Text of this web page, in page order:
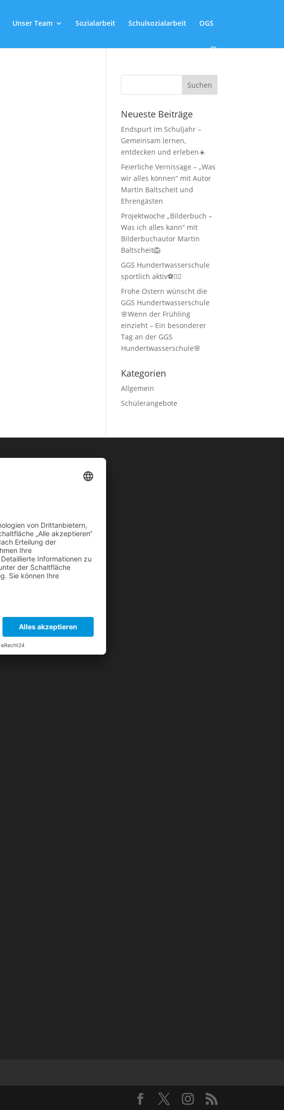
Unser Team Sozialarbeit Schulsozialarbeit OGS
Neueste Beiträge
Endspurt im Schuljahr –
Gemeinsam lernen,
entdecken und erleben☀️
Feierliche Vernissage – „Was
wir alles können“ mit Autor
Martin Baltscheit und
Ehrengästen
Projektwoche „Bilderbuch –
Was ich alles kann“ mit
Bilderbuchautor Martin
Baltscheit🦁
GGS Hundertwasserschule
sportlich aktiv⚽🏃‍♂️
Frohe Ostern wünscht die
GGS Hundertwasserschule
🌸Wenn der Frühling
einzieht – Ein besonderer
Tag an der GGS
Hundertwasserschule🌸
Kategorien
Allgemein
Schülerangebote